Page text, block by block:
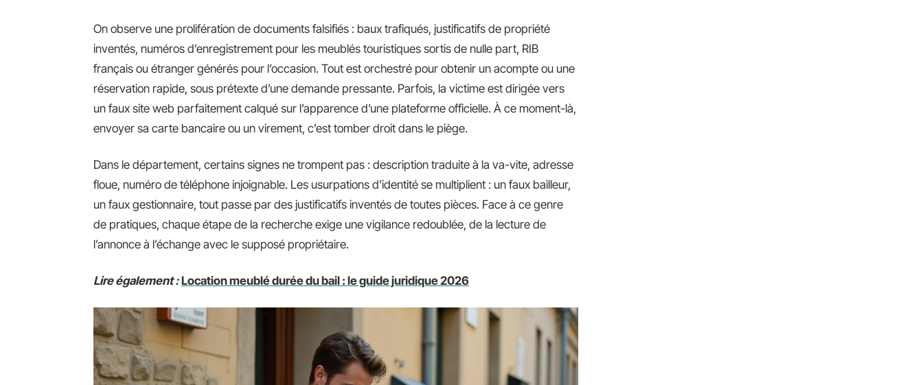
On observe une prolifération de documents falsifiés : baux trafiqués, justificatifs de propriété
inventés, numéros d’enregistrement pour les meublés touristiques sortis de nulle part, RIB
français ou étranger générés pour l’occasion. Tout est orchestré pour obtenir un acompte ou une
réservation rapide, sous prétexte d’une demande pressante. Parfois, la victime est dirigée vers
un faux site web parfaitement calqué sur l’apparence d’une plateforme officielle. À ce moment-là,
envoyer sa carte bancaire ou un virement, c’est tomber droit dans le piège.
Dans le département, certains signes ne trompent pas : description traduite à la va-vite, adresse
floue, numéro de téléphone injoignable. Les usurpations d’identité se multiplient : un faux bailleur,
un faux gestionnaire, tout passe par des justificatifs inventés de toutes pièces. Face à ce genre
de pratiques, chaque étape de la recherche exige une vigilance redoublée, de la lecture de
l’annonce à l’échange avec le supposé propriétaire.
Lire également : Location meublé durée du bail : le guide juridique 2026